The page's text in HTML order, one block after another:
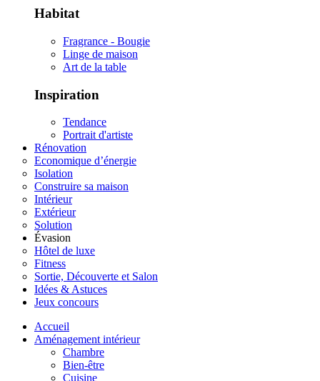
Habitat
Fragrance - Bougie
Linge de maison
Art de la table
Inspiration
Tendance
Portrait d'artiste
Rénovation
Economique d’énergie
Isolation
Construire sa maison
Intérieur
Extérieur
Solution
Évasion
Hôtel de luxe
Fitness
Sortie, Découverte et Salon
Idées & Astuces
Jeux concours
Accueil
Aménagement intérieur
Chambre
Bien-être
Cuisine